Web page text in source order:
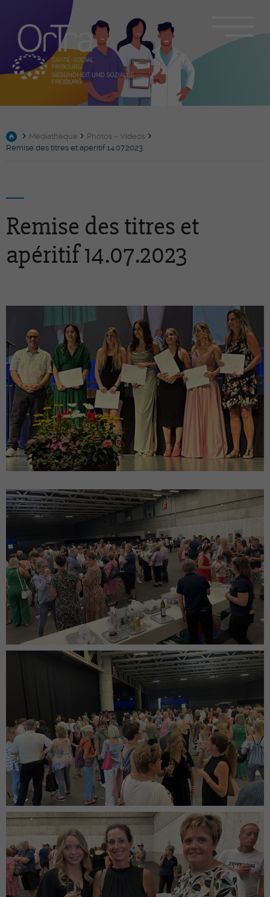
Médiathèque
Photos – Vidéos
Remise des titres et apéritif 14.07.2023
Remise des titres et
apéritif 14.07.2023